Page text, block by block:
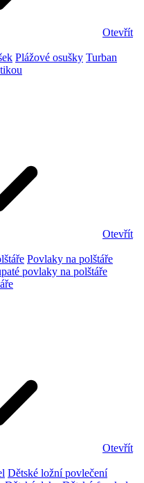
Otevřít
Plážové osušky Turban
Otevřít
Povlaky na polštáře
povlaky na polštáře
Otevřít
Dětské ložní povlečení